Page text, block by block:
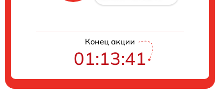
Конец акции
01:13:41